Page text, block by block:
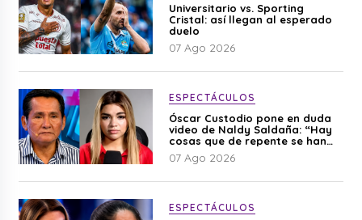
Universitario vs. Sporting
Cristal: así llegan al esperado
duelo
07 Ago 2026
ESPECTÁCULOS
Óscar Custodio pone en duda
video de Naldy Saldaña: “Hay
cosas que de repente se han
editado”
07 Ago 2026
ESPECTÁCULOS